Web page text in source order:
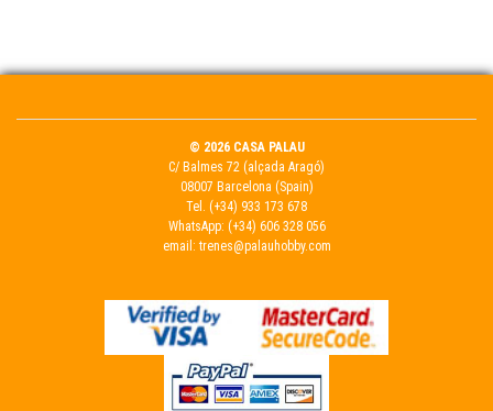
© 2026 CASA PALAU
C/ Balmes 72 (alçada Aragó)
08007 Barcelona (Spain)
Tel. (+34) 933 173 678
WhatsApp: (+34) 606 328 056
email: trenes@palauhobby.com